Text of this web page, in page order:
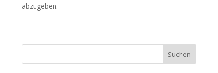
abzugeben.